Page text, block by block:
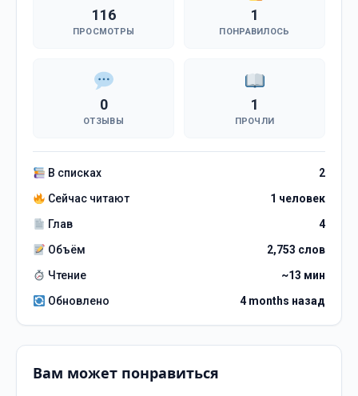
116
ПРОСМОТРЫ
1
ПОНРАВИЛОСЬ
0
ОТЗЫВЫ
1
ПРОЧЛИ
В списках
2
Сейчас читают
1 человек
Глав
4
Объём
2,753 слов
Чтение
~13 мин
Обновлено
4 months назад
Вам может понравиться